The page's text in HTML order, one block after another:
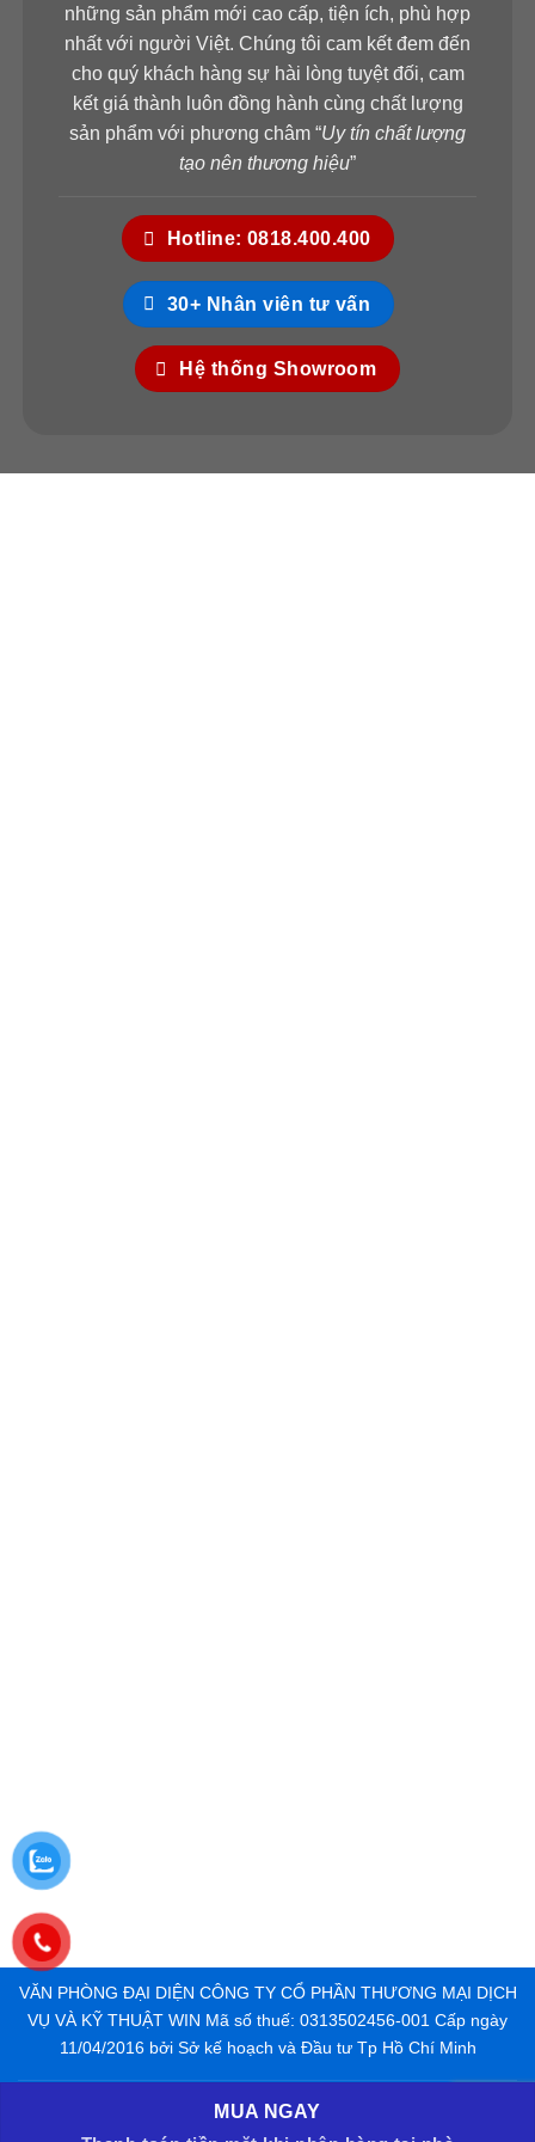
MUA NGAY
Hotline: 0824.400.400
HỆ THỐNG XƯỞNG SẢN XUẤT
SAIGONDOOR®
Xưởng SX I: Số 361 TX25, Phường Thạnh Xuân,
Q12, TP. HCM.
Xưởng SX II: Số 60/3 Đường 9, KP2, P.An Bình,
Biên Hòa, Đồng Nai.
Xưởng SX III: Số 35T2 Vườn Lài, P. An Phú
Đông, Q. 12, HCM
những sản phẩm mới cao cấp, tiện ích, phù hợp
nhất với người Việt. Chúng tôi cam kết đem đến
cho quý khách hàng sự hài lòng tuyệt đối, cam
kết giá thành luôn đồng hành cùng chất lượng
sản phẩm với phương châm “Uy tín chất lượng
tạo nên thương hiệu”
Hotline: 0818.400.400
30+ Nhân viên tư vấn
Hệ thống Showroom
VĂN PHÒNG ĐẠI DIỆN CÔNG TY CỔ PHẦN THƯƠNG MẠI DỊCH
VỤ VÀ KỸ THUẬT WIN Mã số thuế: 0313502456-001 Cấp ngày
11/04/2016 bởi Sở kế hoạch và Đầu tư Tp Hồ Chí Minh
CUAGOSAIGON.COM | CỬA GỖ CÔNG NGHIỆP | CỬA NHỰA